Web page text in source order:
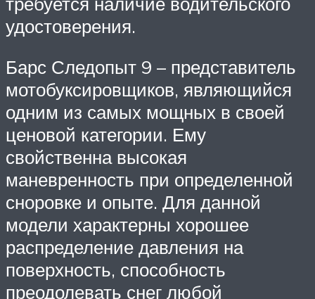
удостоверения.
Барс Следопыт 9 – представитель
мотобуксировщиков, являющийся
одним из самых мощных в своей
ценовой категории. Ему
свойственна высокая
маневренность при определенной
сноровке и опыте. Для данной
модели характерны хорошее
распределение давления на
поверхность, способность
преодолевать снег любой